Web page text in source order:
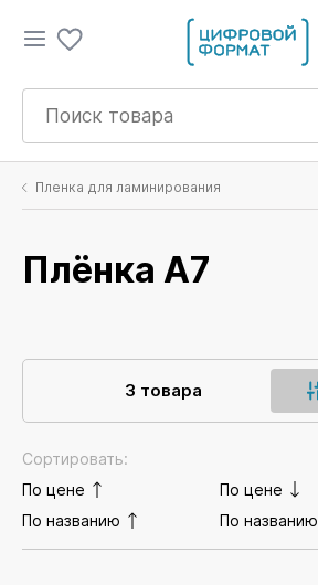
Пленка для ламинирования
Плёнка А7
3 товара
Сортировать:
По цене
По цене
По названию
По названию